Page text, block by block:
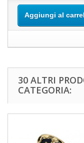
Aggiungi al
30 ALTRI
CATEGORIA: